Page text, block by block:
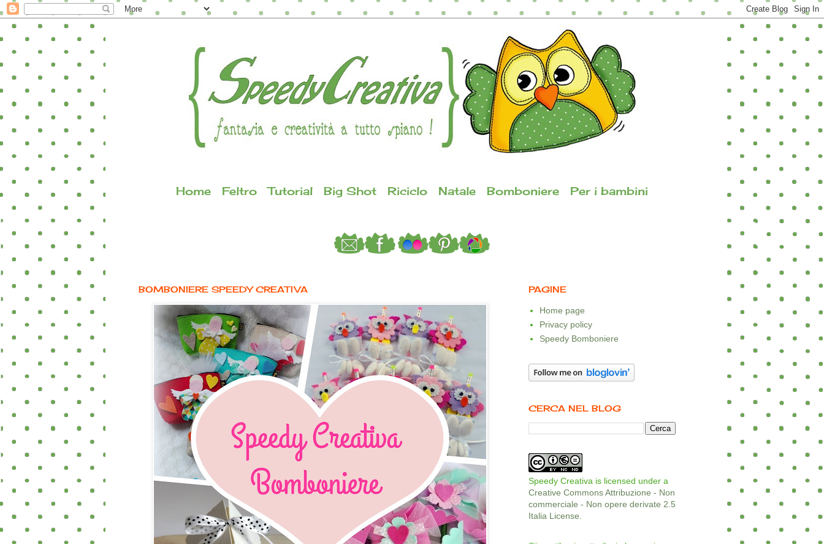
Home Feltro Tutorial Big Shot Riciclo Natale Bomboniere Per i bambini
BOMBONIERE SPEEDY CREATIVA PAGINE
Home page
Privacy policy
Speedy Bomboniere
CERCA NEL BLOG
Speedy Creativa is licensed under a
Creative Commons Attribuzione - Non
commerciale - Non opere derivate 2.5
Italia License